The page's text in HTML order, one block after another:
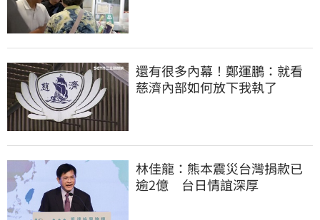
還有很多內幕！鄭運鵬：就看
慈濟內部如何放下我執了
林佳龍：熊本震災台灣捐款已
逾2億 台日情誼深厚